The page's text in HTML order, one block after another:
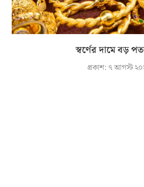
স্বর্ণের দামে বড়
প্রকাশ: ৭ আগস্ট